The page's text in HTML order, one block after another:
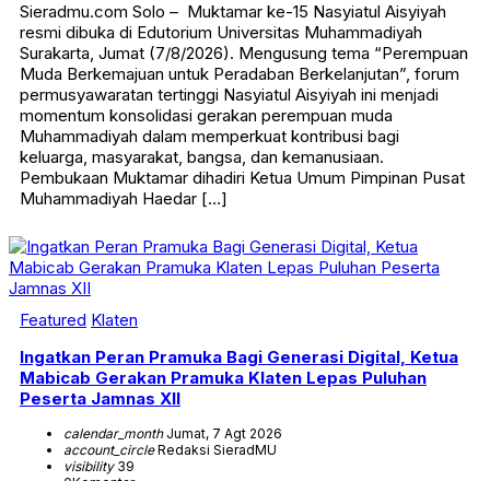
Sieradmu.com Solo – Muktamar ke-15 Nasyiatul Aisyiyah
resmi dibuka di Edutorium Universitas Muhammadiyah
Surakarta, Jumat (7/8/2026). Mengusung tema “Perempuan
Muda Berkemajuan untuk Peradaban Berkelanjutan”, forum
permusyawaratan tertinggi Nasyiatul Aisyiyah ini menjadi
momentum konsolidasi gerakan perempuan muda
Muhammadiyah dalam memperkuat kontribusi bagi
keluarga, masyarakat, bangsa, dan kemanusiaan.
Pembukaan Muktamar dihadiri Ketua Umum Pimpinan Pusat
Muhammadiyah Haedar […]
Featured Klaten
Ingatkan Peran Pramuka Bagi Generasi Digital, Ketua
Mabicab Gerakan Pramuka Klaten Lepas Puluhan
Peserta Jamnas XII
calendar_monthJumat, 7 Agt 2026
account_circleRedaksi SieradMU
visibility39